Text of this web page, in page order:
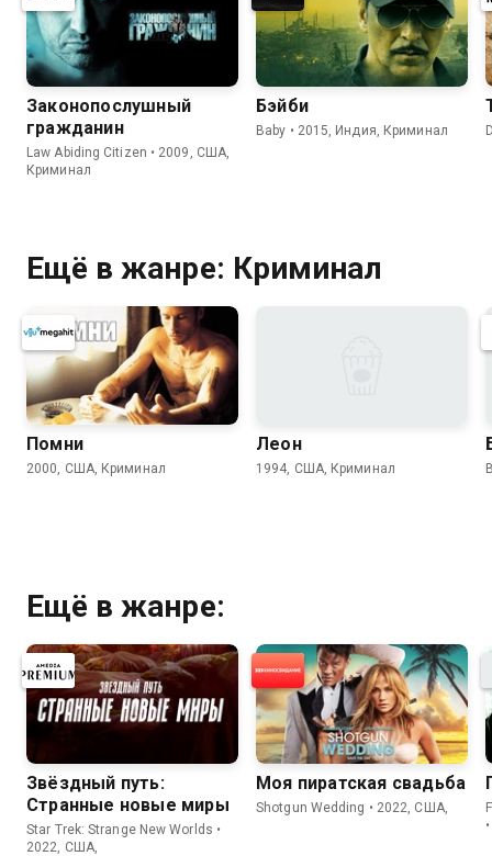
Законопослушный
гражданин
Law Abiding Citizen • 2009, США,
Криминал
Бэйби
Baby • 2015, Индия, Криминал
Ещё в жанре: Криминал
Помни
2000, США, Криминал
Леон
1994, США, Криминал
Ещё в жанре:
Звёздный путь:
Странные новые миры
Star Trek: Strange New Worlds •
2022, США,
Моя пиратская свадьба
Shotgun Wedding • 2022, США,